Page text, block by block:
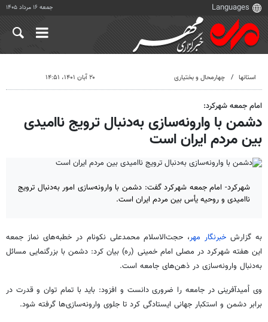
جمعه ۱۶ مرداد ۱۴۰۵
استانها چهارمحال و بختیاری ۲۰ آبان ۱۴۰۱، ۱۴:۵۱
امام جمعه شهرکرد:
دشمن با وارونه‌سازی به‌دنبال ترویج ناامیدی
بین مردم ایران است
شهرکرد- امام جمعه شهرکرد گفت: دشمن با وارونه‌سازی امور به‌دنبال ترویج
ناامیدی و روحیه یأس بین مردم ایران است.
به گزارش خبرنگار مهر، حجت‌الاسلام محمدعلی نکونام در خطبه‌های نماز جمعه
این هفته شهرکرد در مصلی امام خمینی (ره) بیان کرد: دشمن با بزرگنمایی مسائل
به‌دنبال وارونه‌سازی در ذهن‌های جامعه است.
وی اُمیدآفرینی در جامعه را ضروری دانست و افزود: باید با تمام توان و قدرت در
برابر دشمن و استکبار جهانی ایستادگی کرد تا جلوی وارونه‌سازی‌ها گرفته شود.